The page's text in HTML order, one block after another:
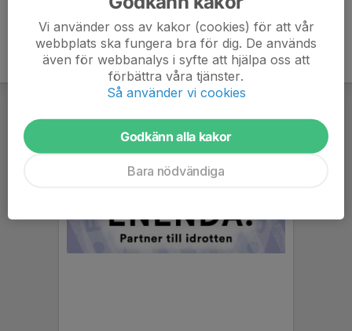
Vi använder oss av kakor (cookies) för att vår
webbplats ska fungera bra för dig. De används
även för webbanalys i syfte att hjälpa oss att
förbättra våra tjänster.
Så använder vi cookies
Godkänn alla kakor
Bara nödvändiga